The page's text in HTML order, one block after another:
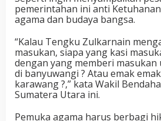
pemerintahan ini anti
agama dan budaya bangsa.
“Kalau Tengku Zulkarnain
masukan, siapa yang kasi
dengan yang memberi masukan
di banyuwangi ? Atau emak
karawang ?,” kata Wakil
Sumatera Utara ini.
Pemuka agama harus berbagi